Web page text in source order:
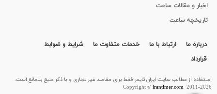
اخبار و مقالات ساعت
تاریخچه ساعت
درباره ما ارتباط با ما خدمات متفاوت ما
شرایط و ضوابط
قرارداد
استفاده از مطالب سايت ایران تایمر فقط برای مقاصد غیر تجاری و با ذکر منبع بلامانع است.
Copyright ©irantimer.com2011-2026